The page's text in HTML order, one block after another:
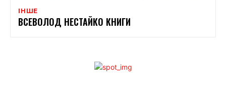
ІНШЕ
ВСЕВОЛОД НЕСТАЙКО КНИГИ